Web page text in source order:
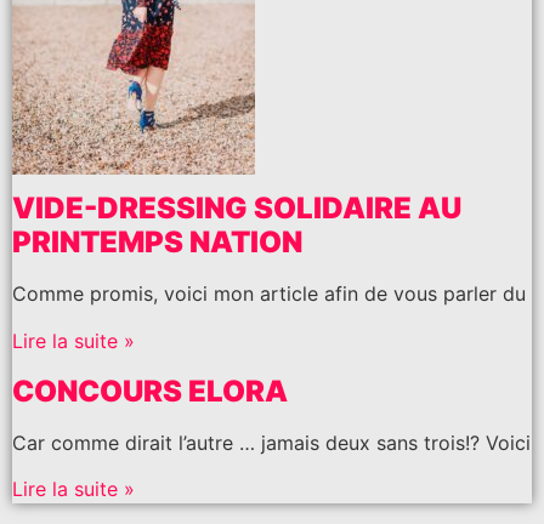
VIDE-DRESSING SOLIDAIRE AU
PRINTEMPS NATION
Comme promis, voici mon article afin de vous parler du
Lire la suite »
CONCOURS ELORA
Car comme dirait l’autre … jamais deux sans trois!? Voici
Lire la suite »